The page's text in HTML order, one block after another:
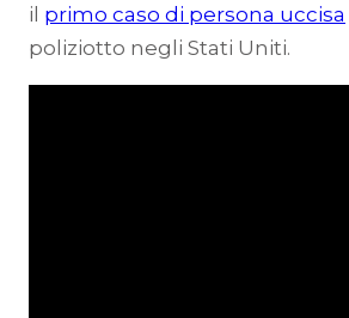
il primo caso di persona uccisa
poliziotto negli Stati Uniti.